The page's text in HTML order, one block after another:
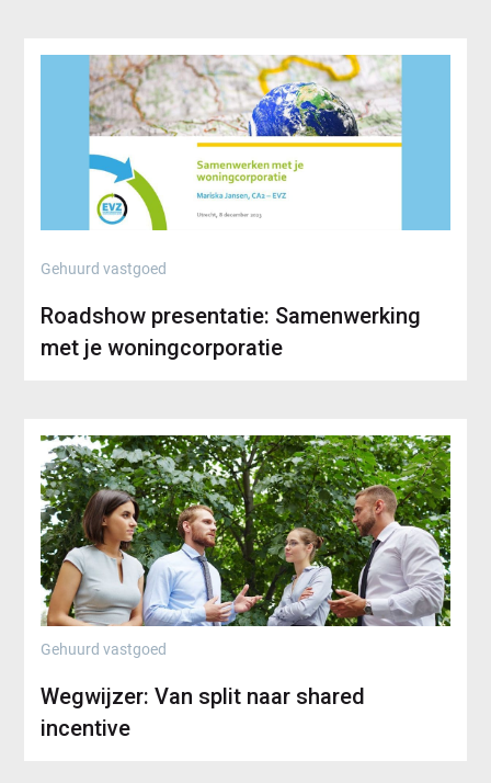
Gehuurd vastgoed
Roadshow presentatie: Samenwerking
met je woningcorporatie
Gehuurd vastgoed
Wegwijzer: Van split naar shared
incentive